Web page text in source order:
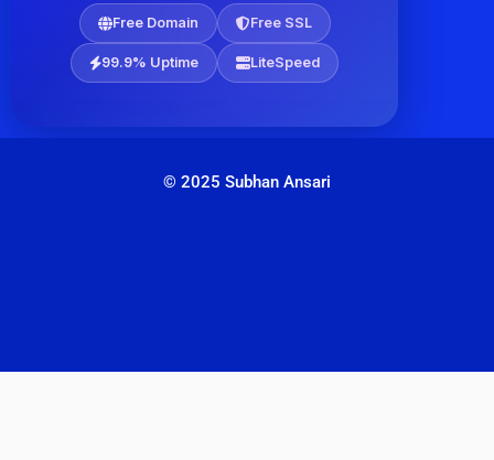
Free Domain Free SSL
99.9% Uptime LiteSpeed
© 2025 Subhan Ansari